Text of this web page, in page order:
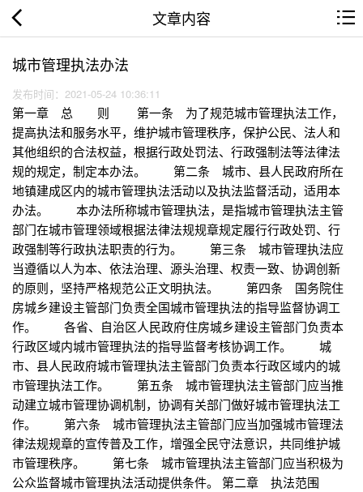
文章内容
城市管理执法办法
发布时间：2021-05-24 10:36:11
第一章 总 则 第一条 为了规范城市管理执法工作，
提高执法和服务水平，维护城市管理秩序，保护公民、法人和
其他组织的合法权益，根据行政处罚法、行政强制法等法律法
规的规定，制定本办法。 第二条 城市、县人民政府所在
地镇建成区内的城市管理执法活动以及执法监督活动，适用本
办法。 本办法所称城市管理执法，是指城市管理执法主管
部门在城市管理领域根据法律法规规章规定履行行政处罚、行
政强制等行政执法职责的行为。 第三条 城市管理执法应
当遵循以人为本、依法治理、源头治理、权责一致、协调创新
的原则，坚持严格规范公正文明执法。 第四条 国务院住
房城乡建设主管部门负责全国城市管理执法的指导监督协调工
作。 各省、自治区人民政府住房城乡建设主管部门负责本
行政区域内城市管理执法的指导监督考核协调工作。 城
市、县人民政府城市管理执法主管部门负责本行政区域内的城
市管理执法工作。 第五条 城市管理执法主管部门应当推
动建立城市管理协调机制，协调有关部门做好城市管理执法工
作。 第六条 城市管理执法主管部门应当加强城市管理法
律法规规章的宣传普及工作，增强全民守法意识，共同维护城
市管理秩序。 第七条 城市管理执法主管部门应当积极为
公众监督城市管理执法活动提供条件。 第二章 执法范围